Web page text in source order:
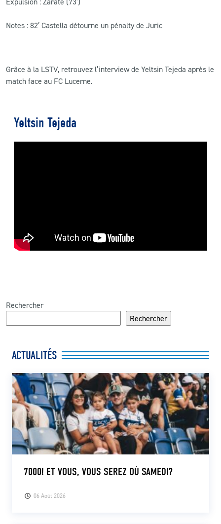
Notes : 82′ Castella détourne un pénalty de Juric
Grâce à la LSTV, retrouvez l’interview de Yeltsin Tejeda après le
match face au FC Lucerne.
Yeltsin Tejeda
Rechercher
Rechercher
ACTUALITÉS
06 Août 2026
7000! ET VOUS, VOUS SEREZ OÙ SAMEDI?